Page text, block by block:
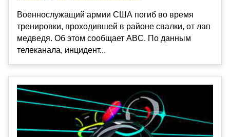
Военнослужащий армии США погиб во время
тренировки, проходившей в районе свалки, от лап
медведя. Об этом сообщает ABC. По данным
телеканала, инцидент...